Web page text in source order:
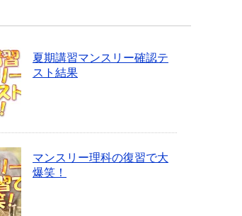
夏期講習マンスリー確認テ
スト結果
マンスリー理科の復習で大
爆笑！